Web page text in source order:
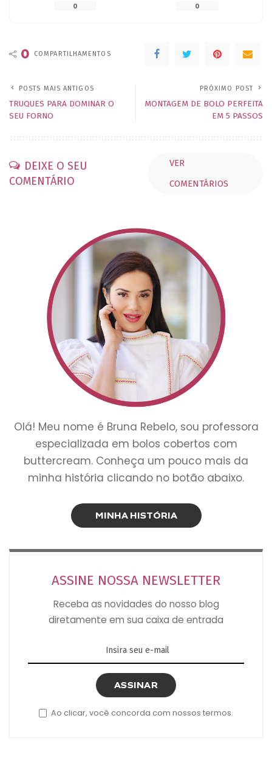
0 0
0 COMPARTILHAMENTOS
POSTS MAIS ANTIGOS
TRUQUES PARA DOMINAR O
SEU FORNO
PRÓXIMO POST
MONTAGEM DE BOLO PERFEITA
EM 5 PASSOS
DEIXE O SEU
COMENTÁRIO
VER
COMENTÁRIOS
Olá! Meu nome é Bruna Rebelo, sou professora
especializada em bolos cobertos com
buttercream. Conheça um pouco mais da
minha história clicando no botão abaixo.
MINHA HISTÓRIA
ASSINE NOSSA NEWSLETTER
Receba as novidades do nosso blog
diretamente em sua caixa de entrada
ASSINAR
Ao clicar, você concorda com nossos termos.